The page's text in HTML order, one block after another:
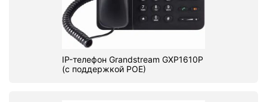
IP-телефон Grandstream GXP1610P
(с поддержкой POE)